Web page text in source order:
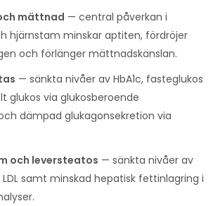
mättnad — central påverkan i
hjärnstam minskar aptiten, fördröjer
och förlänger mättnadskänslan.
— sänkta nivåer av HbA1c, fasteglukos
glukos via glukosberoende
dämpad glukagonsekretion via
och leversteatos — sänkta nivåer av
samt minskad hepatisk fettinlagring i